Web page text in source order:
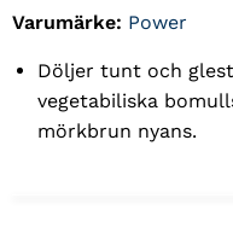
Varumärke: Power
Döljer tunt och
vegetabiliska
mörkbrun nyans.